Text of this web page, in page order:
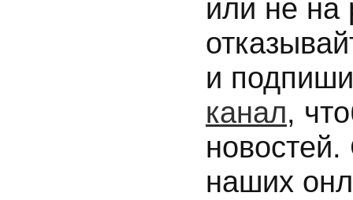
или не на
и
канал,
наших